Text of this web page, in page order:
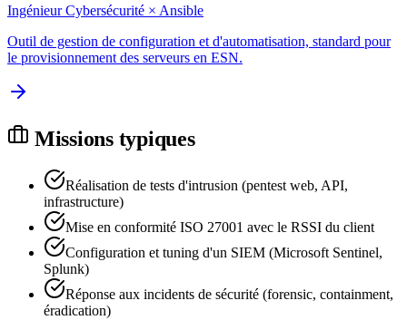
Ingénieur Cybersécurité × Ansible
Outil de gestion de configuration et d'automatisation, standard pour
le provisionnement des serveurs en ESN.
Missions typiques
Réalisation de tests d'intrusion (pentest web, API,
infrastructure)
Mise en conformité ISO 27001 avec le RSSI du client
Configuration et tuning d'un SIEM (Microsoft Sentinel,
Splunk)
Réponse aux incidents de sécurité (forensic, containment,
éradication)